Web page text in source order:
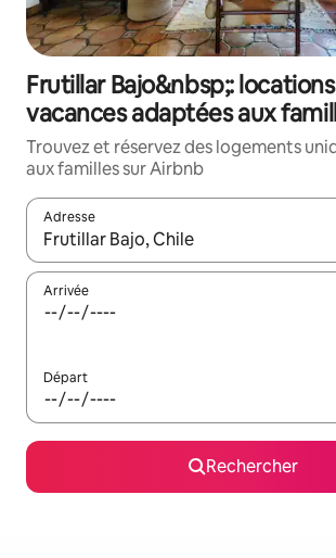
Frutillar Bajo&nbsp;:
vacances adaptées aux
Trouvez et réservez des logements
aux familles sur Airbnb
Adresse
Lorsque les résultats s'affichent, utilisez
Arrivée
Départ
Rechercher